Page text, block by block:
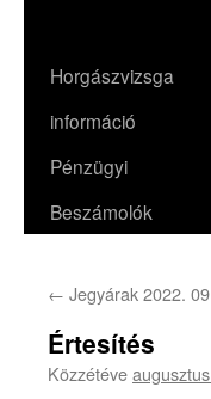
tartalomba
Horgászvizsga
információ
Pénzügyi
Beszámolók
← Jegyárak 2022.
Értesítés
Közzétéve